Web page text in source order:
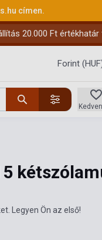
címen.
20.000 Ft
Forint
Legyen Ön az első!